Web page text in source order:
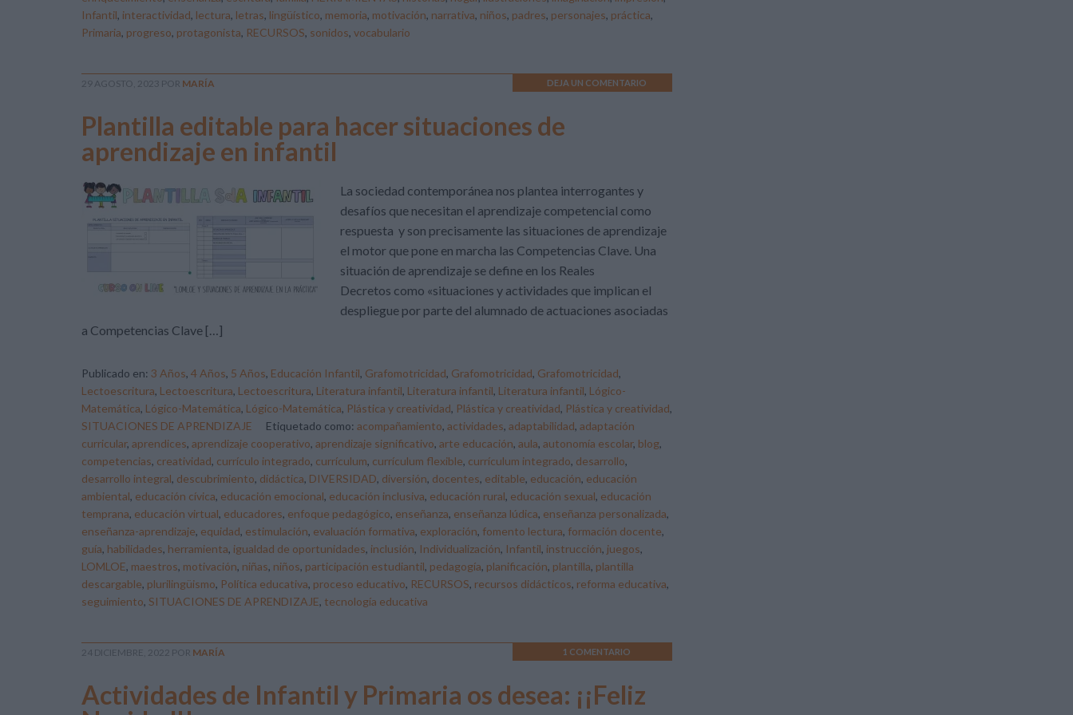
Infantil, interactividad, lectura, letras, lingüístico, memoria, motivación, narrativa, niños, padres, personajes, práctica,
Primaria, progreso, protagonista, RECURSOS, sonidos, vocabulario
29 AGOSTO, 2023 POR MARÍA DEJA UN COMENTARIO
Plantilla editable para hacer situaciones de
aprendizaje en infantil
La sociedad contemporánea nos plantea interrogantes y
desafíos que necesitan el aprendizaje competencial como
respuesta y son precisamente las situaciones de aprendizaje
el motor que pone en marcha las Competencias Clave. Una
situación de aprendizaje se define en los Reales
Decretos como «situaciones y actividades que implican el
despliegue por parte del alumnado de actuaciones asociadas
a Competencias Clave […]
Publicado en: 3 Años, 4 Años, 5 Años, Educación Infantil, Grafomotricidad, Grafomotricidad, Grafomotricidad,
Lectoescritura, Lectoescritura, Lectoescritura, Literatura infantil, Literatura infantil, Literatura infantil, Lógico-
Matemática, Lógico-Matemática, Lógico-Matemática, Plástica y creatividad, Plástica y creatividad, Plástica y creatividad,
SITUACIONES DE APRENDIZAJE
Etiquetado como: acompañamiento, actividades, adaptabilidad, adaptación
curricular, aprendices, aprendizaje cooperativo, aprendizaje significativo, arte educación, aula, autonomía escolar, blog,
competencias, creatividad, currículo integrado, currículum, currículum flexible, currículum integrado, desarrollo,
desarrollo integral, descubrimiento, didáctica, DIVERSIDAD, diversión, docentes, editable, educación, educación
ambiental, educación cívica, educación emocional, educación inclusiva, educación rural, educación sexual, educación
temprana, educación virtual, educadores, enfoque pedagógico, enseñanza, enseñanza lúdica, enseñanza personalizada,
enseñanza-aprendizaje, equidad, estimulación, evaluación formativa, exploración, fomento lectura, formación docente,
guía, habilidades, herramienta, igualdad de oportunidades, inclusión, Individualización, Infantil, instrucción, juegos,
LOMLOE, maestros, motivación, niñas, niños, participación estudiantil, pedagogía, planificación, plantilla, plantilla
descargable, plurilingüismo, Política educativa, proceso educativo, RECURSOS, recursos didácticos, reforma educativa,
seguimiento, SITUACIONES DE APRENDIZAJE, tecnología educativa
24 DICIEMBRE, 2022 POR MARÍA 1 COMENTARIO
Actividades de Infantil y Primaria os desea: ¡¡Feliz